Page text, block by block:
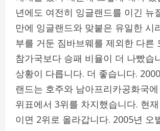
년에도 여전히 잉글랜드를 이긴 뉴
만에 잉글랜드와 맞붙은 유일한 시
부를 거둔 짐바브웨를 제외한 다른
참가국보다 승패 비율이 더 나빴습
상황이 다릅니다. 더 좋습니다.
랜드는 호주와 남아프리카공화국
위표에서 3위를 차지했습니다. 현
이면 2위로 올라갑니다. 2005년 오